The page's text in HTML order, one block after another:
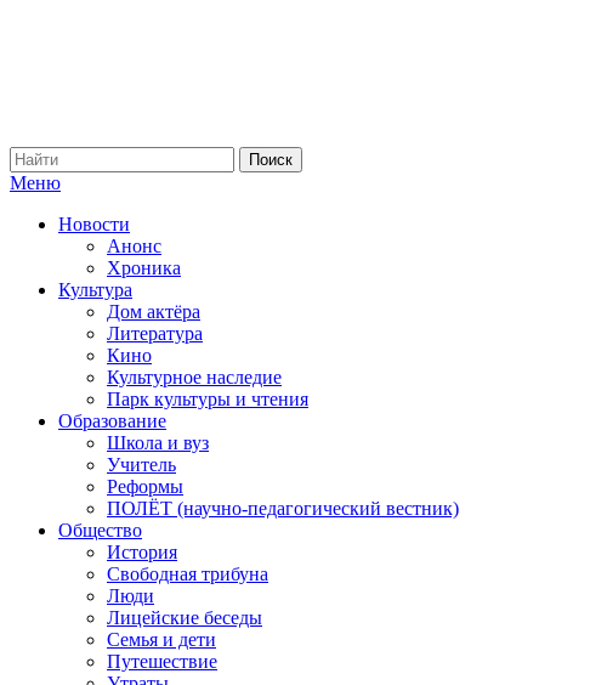
Меню
Новости
Анонс
Хроника
Культура
Дом актёра
Литература
Кино
Культурное наследие
Парк культуры и чтения
Образование
Школа и вуз
Учитель
Реформы
ПОЛЁТ (научно-педагогический вестник)
Общество
История
Свободная трибуна
Люди
Лицейские беседы
Семья и дети
Путешествие